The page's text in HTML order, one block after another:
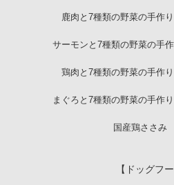
鹿肉と7種類の野菜の手作
サーモンと7種類の野菜の手
鶏肉と7種類の野菜の手作
まぐろと7種類の野菜の手作
国産鶏ささみ
【ドッグフー